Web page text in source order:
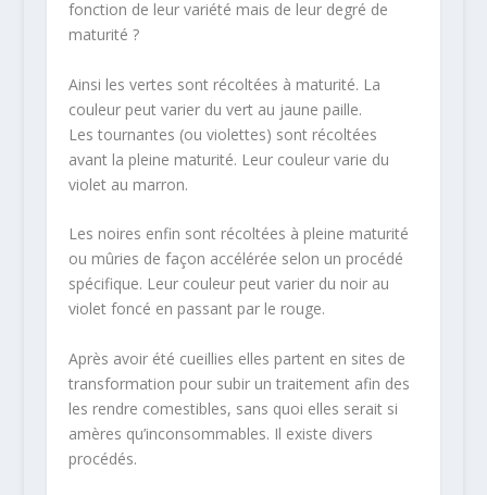
fonction de leur variété mais de leur degré de
maturité ?
Ainsi les vertes sont récoltées à maturité. La
couleur peut varier du vert au jaune paille.
Les tournantes (ou violettes) sont récoltées
avant la pleine maturité. Leur couleur varie du
violet au marron.
Les noires enfin sont récoltées à pleine maturité
ou mûries de façon accélérée selon un procédé
spécifique. Leur couleur peut varier du noir au
violet foncé en passant par le rouge.
Après avoir été cueillies elles partent en sites de
transformation pour subir un traitement afin des
les rendre comestibles, sans quoi elles serait si
amères qu’inconsommables. Il existe divers
procédés.